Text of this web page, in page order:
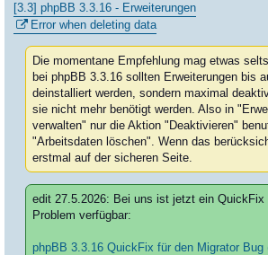
[3.3] phpBB 3.3.16 - Erweiterungen
Error when deleting data
Die momentane Empfehlung mag etwas
bei phpBB 3.3.16 sollten Erweiterungen bis
deinstalliert werden, sondern maximal
sie nicht mehr benötigt werden. Also in
verwalten" nur die Aktion "Deaktivieren"
"Arbeitsdaten löschen". Wenn das
erstmal auf der sicheren Seite.
edit 27.5.2026: Bei uns ist jetzt ein QuickFix
Problem verfügbar:
phpBB 3.3.16 QuickFix für den Migrator Bug